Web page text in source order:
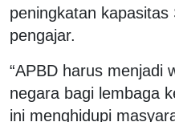
peningkatan
pengajar.
“APBD harus menjadi
negara bagi lembaga
ini menghidupi